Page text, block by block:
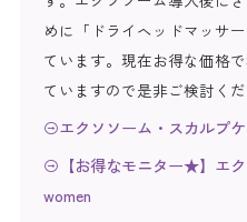
めに「ドライヘッドマッサ
ています。現在お得な価格
ていますので是非ご検討くだ
エクソソーム・スカルプ
【お得なモニター★】エ
women